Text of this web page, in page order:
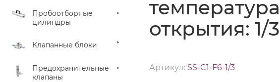
Пробоотборные
цилиндры
Клапанные блоки
Предохранительные
клапаны
открытия: 1/
Артикул: SS-C1-F6-1/3